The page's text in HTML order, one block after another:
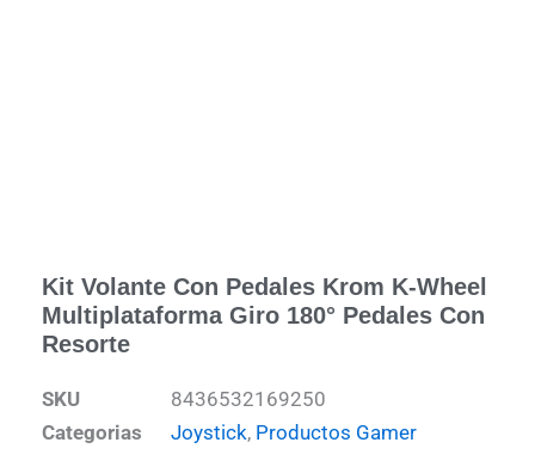
Kit Volante Con Pedales Krom K-Wheel
Multiplataforma Giro 180° Pedales Con
Resorte
SKU
8436532169250
Categorias
Joystick, Productos Gamer